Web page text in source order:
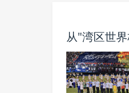
从"湾区世